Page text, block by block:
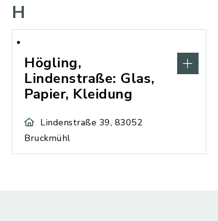
H
Högling,
Lindenstraße: Glas,
Papier, Kleidung
Lindenstraße 39, 83052
Bruckmühl